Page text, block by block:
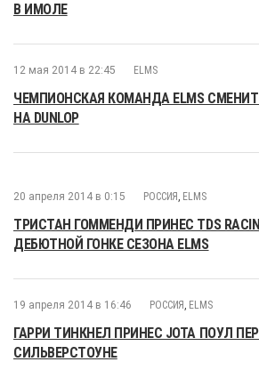
В ИМОЛЕ
12 мая 2014 в 22:45 ELMS
ЧЕМПИОНСКАЯ КОМАНДА ELMS СМЕНИТ
НА DUNLOP
20 апреля 2014 в 0:15 РОССИЯ , ELMS
ТРИСТАН ГОММЕНДИ ПРИНЕС TDS
ДЕБЮТНОЙ ГОНКЕ СЕЗОНА ELMS
19 апреля 2014 в 16:46 РОССИЯ , ELMS
ГАРРИ ТИНКНЕЛ ПРИНЕС JOTA ПОУЛ
СИЛЬВЕРСТОУНЕ